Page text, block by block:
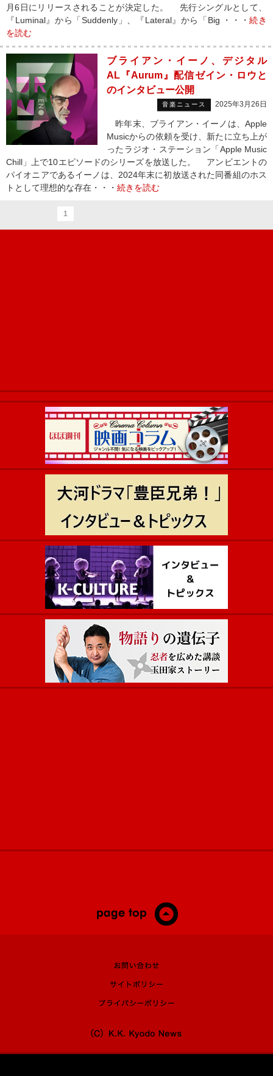
月6日にリリースされることが決定した。 先行シングルとして、
『Luminal』から「Suddenly」、『Lateral』から「Big ・・・続き
を読む
ブライアン・イーノ、デジタル
AL『Aurum』配信ゼイン・ロウと
のインタビュー公開
音楽ニュース 2025年3月26日
昨年末、ブライアン・イーノは、Apple
Musicからの依頼を受け、新たに立ち上が
ったラジオ・ステーション「Apple Music
Chill」上で10エピソードのシリーズを放送した。 アンビエントの
パイオニアであるイーノは、2024年末に初放送された同番組のホス
トとして理想的な存在・・・ 続きを読む
1